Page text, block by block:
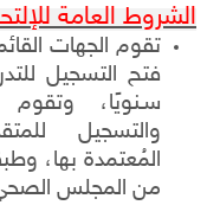
الشروط العامة
تقوم الجهات
فتح التسجيل
ﺳـﻨﻮﻳًﺎ، وتقوم
والتسجيل
المُعتمدة بها،
من المجلس